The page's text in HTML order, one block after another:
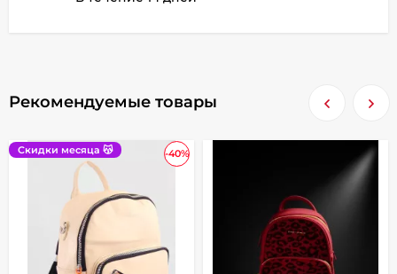
Рекомендуемые товары
-40%
Скидки месяца 😽